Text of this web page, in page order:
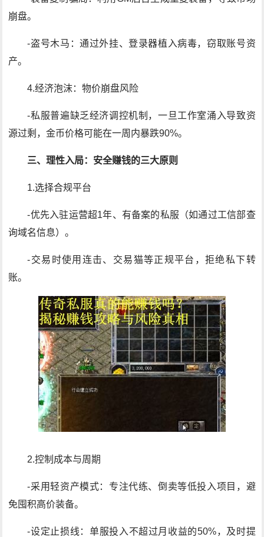
崩盘。
-盗号木马：通过外挂、登录器植入病毒，窃取账号资
产。
4.经济泡沫：物价崩盘风险
-私服普遍缺乏经济调控机制，一旦工作室涌入导致资
源过剩，金币价格可能在一周内暴跌90%。
三、理性入局：安全赚钱的三大原则
1.选择合规平台
-优先入驻运营超1年、有备案的私服（如通过工信部查
询域名信息）。
-交易时使用连击、交易猫等正规平台，拒绝私下转
账。
2.控制成本与周期
-采用轻资产模式：专注代练、倒卖等低投入项目，避
免囤积高价装备。
-设定止损线：单服投入不超过月收益的50%，及时提